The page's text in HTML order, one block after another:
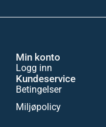
Min konto
Logg inn
Kundeservice
Betingelser
Miljøpolicy